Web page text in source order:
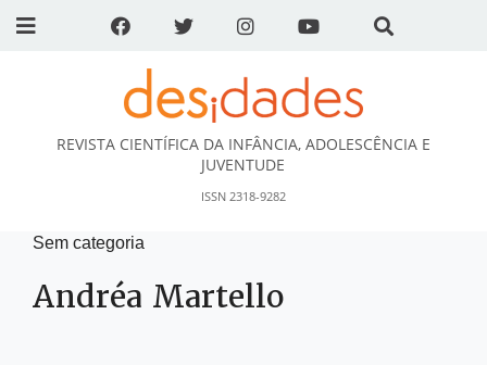
DESidades
REVISTA CIENTÍFICA DA INFÂNCIA, ADOLESCÊNCIA E
JUVENTUDE
ISSN 2318-9282
Sem categoria
Andréa Martello